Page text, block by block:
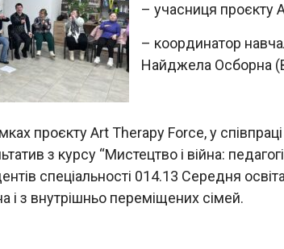
– учасниця проєкту
– координатор
Найджела Осборна
проєкту Art Therapy Force, у
з курсу “Мистецтво і війна:
спеціальності 014.13 Середня
з внутрішньо переміщених сімей.